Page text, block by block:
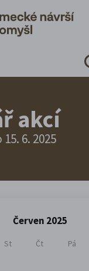
akcí
6. 2025
Červen 2025
St Čt Pá